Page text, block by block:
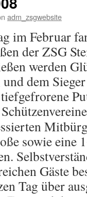
adm_zsgwebsite
im Februar
der ZSG
werden
dem
sowie eine
Gäste
Tag über